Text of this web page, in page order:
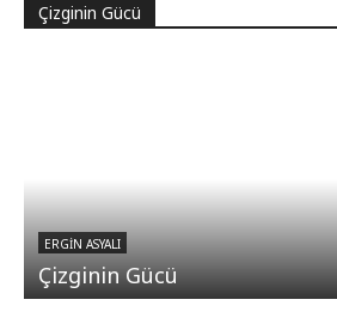
Çizginin Gücü
ERGIN ASYALI
Çizginin Gücü